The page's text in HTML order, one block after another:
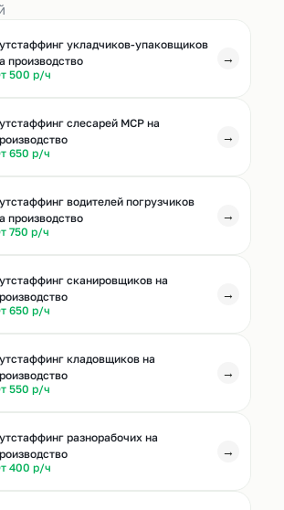
укладчиков-упаковщиков
производство
500 р/ч
→
слесарей МСР на
650 р/ч
→
водителей погрузчиков
производство
750 р/ч
→
сканировщиков на
650 р/ч
→
кладовщиков на
550 р/ч
→
разнорабочих на
400 р/ч
→